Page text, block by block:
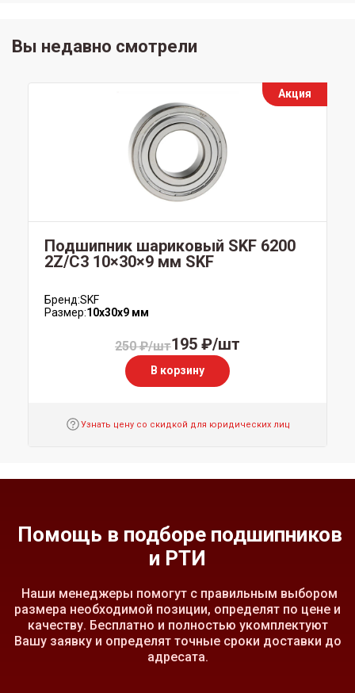
Вы недавно смотрели
Акция
Подшипник шариковый SKF 6200
2Z/C3 10×30×9 мм SKF
Бренд:SKF
Размер:10x30x9 мм
250 ₽/шт195 ₽/шт
В корзину
Узнать цену со скидкой для юридических лиц
Помощь в подборе подшипников
и РТИ
Наши менеджеры помогут с правильным выбором
размера необходимой позиции, определят по цене и
качеству. Бесплатно и полностью укомплектуют
Вашу заявку и определят точные сроки доставки до
адресата.